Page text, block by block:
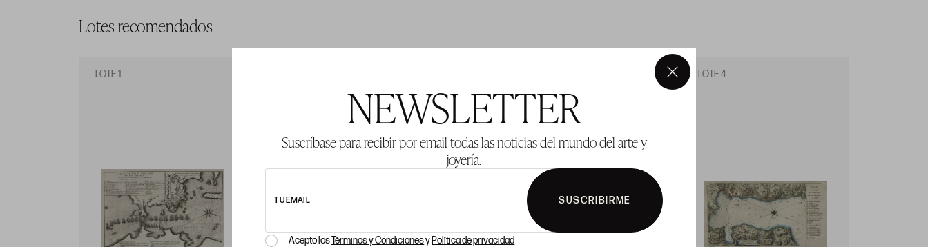
NEWSLETTER
Suscríbase para recibir por email todas las noticias del mundo del arte y
joyería.
TU EMAIL SUSCRIBIRME
Acepto losTérminos y Condicionesy Política de privacidad
×
Lotes recomendados
LOTE 1 LOTE 4